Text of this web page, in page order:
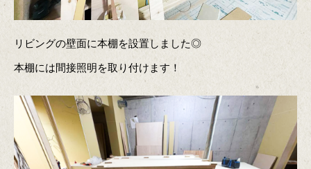
リビングの壁面に本棚を設置しました◎
本棚には間接照明を取り付けます！